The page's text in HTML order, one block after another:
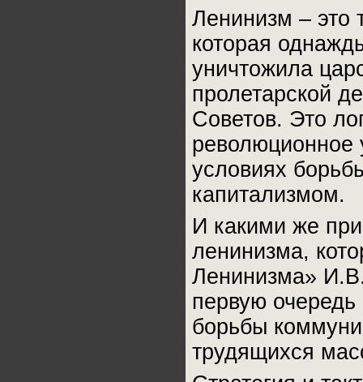
Ленинизм – это
которая
уничтожила
пролетарской
Советов. Это
революционное
условиях
капитализмом.
И какими же
ленинизма,
Ленинизма»
первую очередь
борьбы
трудящихся